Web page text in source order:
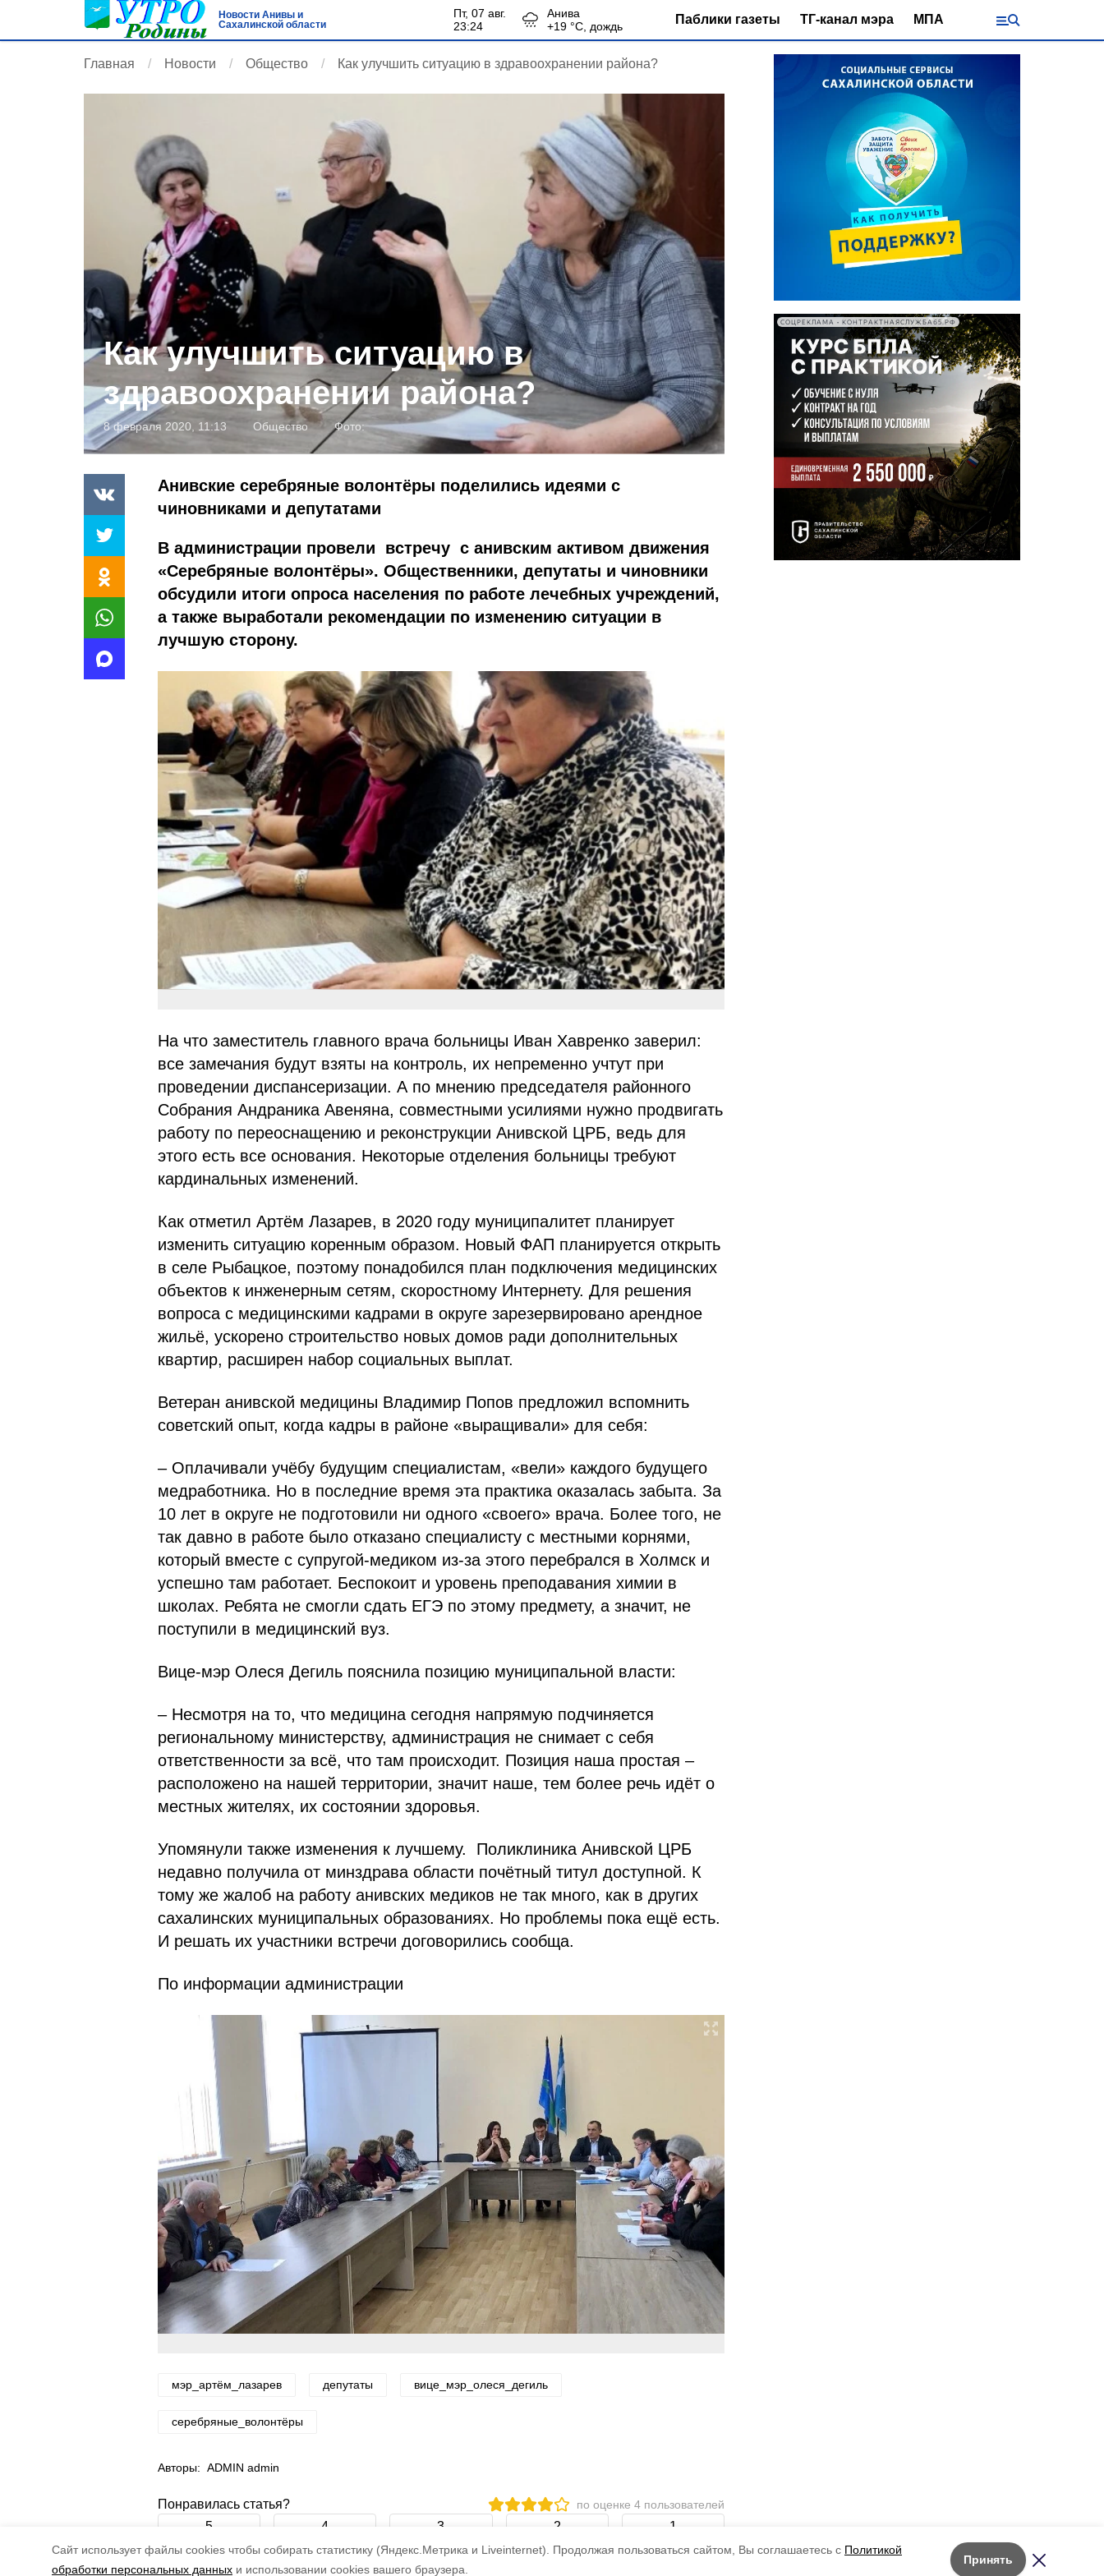
Cайт использует файлы cookies чтобы собирать статистику (Яндекс.Метрика и Liveinternet). Продолжая пользоваться сайтом, Вы соглашаетесь с Политикой
обработки персональных данных и использовании cookies вашего браузера.
Принять
Новости Анивы и
Сахалинской области
пт, 07 авг.
23:24
Анива
+19 °С, дождь Паблики газеты ТГ-канал мэра МПА
Лента новостей
Главная Новости Общество Как улучшить ситуацию в здравоохранении района?
Как улучшить ситуацию в
здравоохранении района?
8 февраля 2020, 11:13 Общество Фото:
Анивские серебряные волонтёры поделились идеями с
чиновниками и депутатами
В администрации провели встречу с анивским активом движения
«Серебряные волонтёры». Общественники, депутаты и чиновники
обсудили итоги опроса населения по работе лечебных учреждений,
а также выработали рекомендации по изменению ситуации в
лучшую сторону.
На что заместитель главного врача больницы Иван Хавренко заверил:
все замечания будут взяты на контроль, их непременно учтут при
проведении диспансеризации. А по мнению председателя районного
Собрания Андраника Авеняна, совместными усилиями нужно продвигать
работу по переоснащению и реконструкции Анивской ЦРБ, ведь для
этого есть все основания. Некоторые отделения больницы требуют
кардинальных изменений.
Как отметил Артём Лазарев, в 2020 году муниципалитет планирует
изменить ситуацию коренным образом. Новый ФАП планируется открыть
в селе Рыбацкое, поэтому понадобился план подключения медицинских
объектов к инженерным сетям, скоростному Интернету. Для решения
вопроса с медицинскими кадрами в округе зарезервировано арендное
жильё, ускорено строительство новых домов ради дополнительных
квартир, расширен набор социальных выплат.
Ветеран анивской медицины Владимир Попов предложил вспомнить
советский опыт, когда кадры в районе «выращивали» для себя:
– Оплачивали учёбу будущим специалистам, «вели» каждого будущего
медработника. Но в последние время эта практика оказалась забыта. За
10 лет в округе не подготовили ни одного «своего» врача. Более того, не
так давно в работе было отказано специалисту с местными корнями,
который вместе с супругой-медиком из-за этого перебрался в Холмск и
успешно там работает. Беспокоит и уровень преподавания химии в
школах. Ребята не смогли сдать ЕГЭ по этому предмету, а значит, не
поступили в медицинский вуз.
Вице-мэр Олеся Дегиль пояснила позицию муниципальной власти:
– Несмотря на то, что медицина сегодня напрямую подчиняется
региональному министерству, администрация не снимает с себя
ответственности за всё, что там происходит. Позиция наша простая –
расположено на нашей территории, значит наше, тем более речь идёт о
местных жителях, их состоянии здоровья.
Упомянули также изменения к лучшему. Поликлиника Анивской ЦРБ
недавно получила от минздрава области почётный титул доступной. К
тому же жалоб на работу анивских медиков не так много, как в других
сахалинских муниципальных образованиях. Но проблемы пока ещё есть.
И решать их участники встречи договорились сообща.
По информации администрации
мэр_артём_лазарев депутаты вице_мэр_олеся_дегиль
серебряные_волонтёры
Авторы: ADMIN admin
Понравилась статья? по оценке 4 пользователей
5 4 3 2 1
СОЦРЕКЛАМА • КОНТРАКТНАЯСЛУЖБА65.РФ